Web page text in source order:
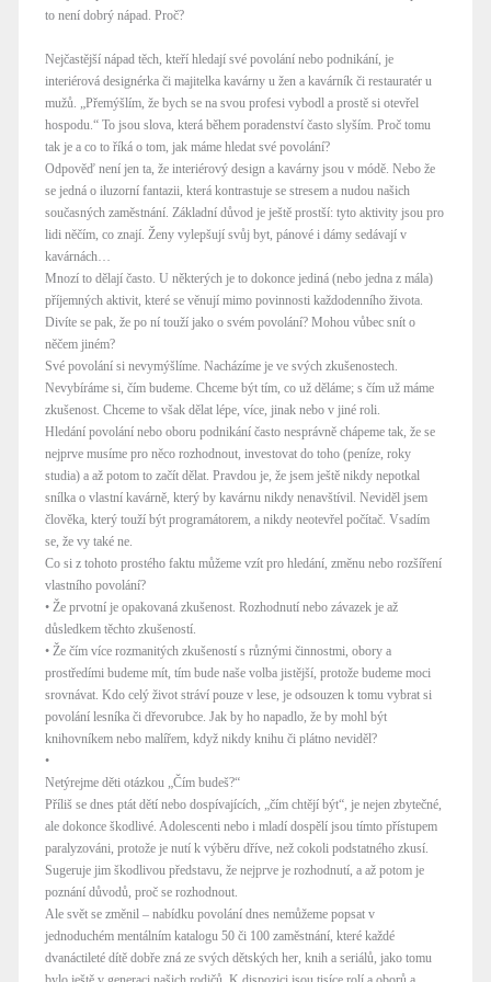
to není dobrý nápad. Proč?
Nejčastější nápad těch, kteří hledají své povolání nebo podnikání, je
interiérová designérka či majitelka kavárny u žen a kavárník či restauratér u
mužů. „Přemýšlím, že bych se na svou profesi vybodl a prostě si otevřel
hospodu.“ To jsou slova, která během poradenství často slyším. Proč tomu
tak je a co to říká o tom, jak máme hledat své povolání?
Odpověď není jen ta, že interiérový design a kavárny jsou v módě. Nebo že
se jedná o iluzorní fantazii, která kontrastuje se stresem a nudou našich
současných zaměstnání. Základní důvod je ještě prostší: tyto aktivity jsou pro
lidi něčím, co znají. Ženy vylepšují svůj byt, pánové i dámy sedávají v
kavárnách…
Mnozí to dělají často. U některých je to dokonce jediná (nebo jedna z mála)
příjemných aktivit, které se věnují mimo povinnosti každodenního života.
Divíte se pak, že po ní touží jako o svém povolání? Mohou vůbec snít o
něčem jiném?
Své povolání si nevymýšlíme. Nacházíme je ve svých zkušenostech.
Nevybíráme si, čím budeme. Chceme být tím, co už děláme; s čím už máme
zkušenost. Chceme to však dělat lépe, více, jinak nebo v jiné roli.
Hledání povolání nebo oboru podnikání často nesprávně chápeme tak, že se
nejprve musíme pro něco rozhodnout, investovat do toho (peníze, roky
studia) a až potom to začít dělat. Pravdou je, že jsem ještě nikdy nepotkal
snílka o vlastní kavárně, který by kavárnu nikdy nenavštívil. Neviděl jsem
člověka, který touží být programátorem, a nikdy neotevřel počítač. Vsadím
se, že vy také ne.
Co si z tohoto prostého faktu můžeme vzít pro hledání, změnu nebo rozšíření
vlastního povolání?
• Že prvotní je opakovaná zkušenost. Rozhodnutí nebo závazek je až
důsledkem těchto zkušeností.
• Že čím více rozmanitých zkušeností s různými činnostmi, obory a
prostředími budeme mít, tím bude naše volba jistější, protože budeme moci
srovnávat. Kdo celý život stráví pouze v lese, je odsouzen k tomu vybrat si
povolání lesníka či dřevorubce. Jak by ho napadlo, že by mohl být
knihovníkem nebo malířem, když nikdy knihu či plátno neviděl?
•
Netýrejme děti otázkou „Čím budeš?“
Příliš se dnes ptát dětí nebo dospívajících, „čím chtějí být“, je nejen zbytečné,
ale dokonce škodlivé. Adolescenti nebo i mladí dospělí jsou tímto přístupem
paralyzováni, protože je nutí k výběru dříve, než cokoli podstatného zkusí.
Sugeruje jim škodlivou představu, že nejprve je rozhodnutí, a až potom je
poznání důvodů, proč se rozhodnout.
Ale svět se změnil – nabídku povolání dnes nemůžeme popsat v
jednoduchém mentálním katalogu 50 či 100 zaměstnání, které každé
dvanáctileté dítě dobře zná ze svých dětských her, knih a seriálů, jako tomu